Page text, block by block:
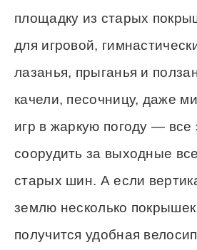
площадку из старых
для игровой,
лазанья, прыганья и
качели, песочницу, даже
игр в жаркую погоду — все
соорудить за выходные
старых шин. А если
землю несколько
получится удобная